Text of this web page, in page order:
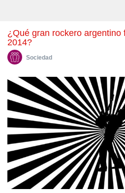
¿Qué gran rockero argentino falleció en septiembre
2014?
Sociedad